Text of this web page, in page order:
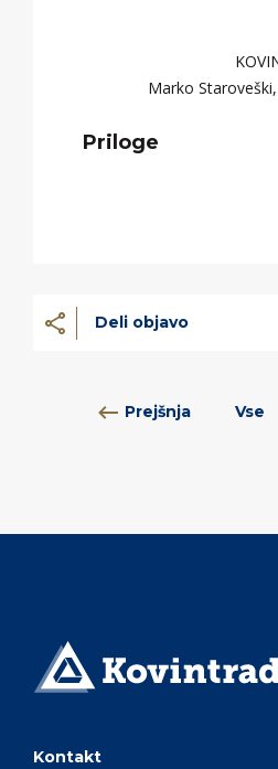
Marko
Priloge
Deli objavo
Prejšnja Vse
Kontakt